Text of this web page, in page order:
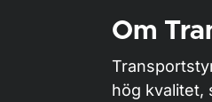
Om
hög kvalitet,